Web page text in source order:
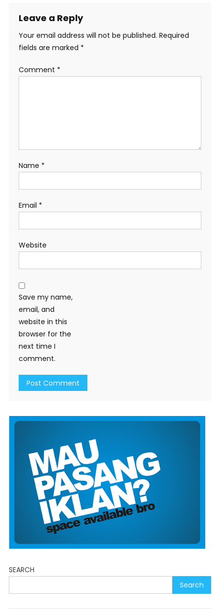
Leave a Reply
Your email address will not be published. Required
fields are marked *
Comment *
Name *
Email *
Website
Save my name,
email, and
website in this
browser for the
next time I
comment.
SEARCH
Search